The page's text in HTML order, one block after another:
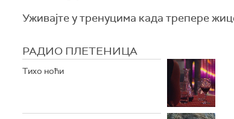
Уживајте у тренуцима када трепере
РАДИО ПЛЕТЕНИЦА
Тихо ноћи